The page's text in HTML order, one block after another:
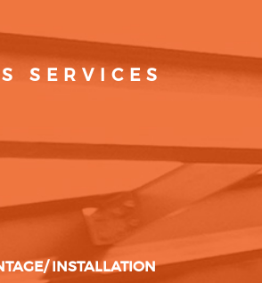
SERVICES
INSTALLATION